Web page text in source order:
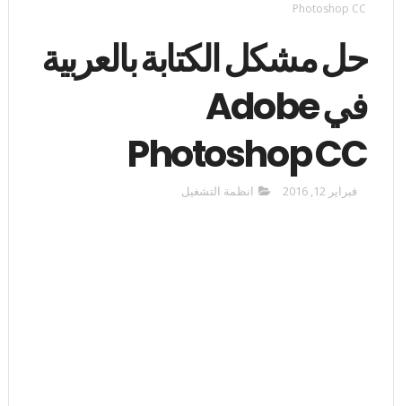
Photoshop CC
حل مشكل الكتابة بالعربية
في Adobe
Photoshop CC
فبراير 12, 2016 انظمة التشغيل